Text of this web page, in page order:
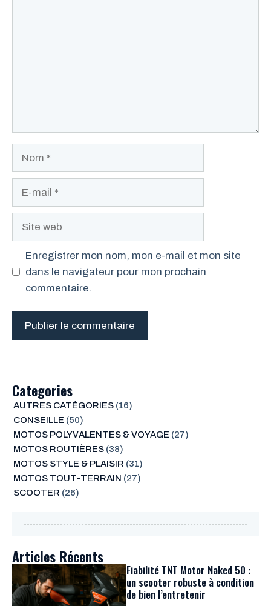
Enregistrer mon nom, mon e-mail et mon site
dans le navigateur pour mon prochain
commentaire.
Categories
AUTRES CATÉGORIES(16)
CONSEILLE (50)
MOTOS POLYVALENTES & VOYAGE (27)
MOTOS ROUTIÈRES(38)
MOTOS STYLE & PLAISIR (31)
MOTOS TOUT-TERRAIN (27)
SCOOTER (26)
Articles Récents
Fiabilité TNT Motor Naked 50 :
un scooter robuste à condition
de bien l’entretenir